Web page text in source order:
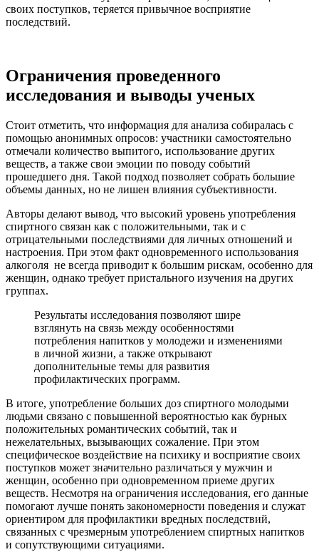
своих поступков, теряется привычное восприятие
последствий.
Ограничения проведенного
исследования и выводы ученых
Стоит отметить, что информация для анализа собиралась с
помощью анонимных опросов: участники самостоятельно
отмечали количество выпитого, использование других
веществ, а также свои эмоции по поводу событий
прошедшего дня. Такой подход позволяет собрать большие
объемы данных, но не лишен влияния субъективности.
Авторы делают вывод, что высокий уровень употребления
спиртного связан как с положительными, так и с
отрицательными последствиями для личных отношений и
настроения. При этом факт одновременного использования
алкоголя не всегда приводит к большим рискам, особенно для
женщин, однако требует пристального изучения на других
группах.
Результаты исследования позволяют шире
взглянуть на связь между особенностями
потребления напитков у молодежи и изменениями
в личной жизни, а также открывают
дополнительные темы для развития
профилактических программ.
В итоге, употребление больших доз спиртного молодыми
людьми связано с повышенной вероятностью как бурных
положительных романтических событий, так и
нежелательных, вызывающих сожаление. При этом
специфическое воздействие на психику и восприятие своих
поступков может значительно различаться у мужчин и
женщин, особенно при одновременном приеме других
веществ. Несмотря на ограничения исследования, его данные
помогают лучше понять закономерности поведения и служат
ориентиром для профилактики вредных последствий,
связанных с чрезмерным употреблением спиртных напитков
и сопутствующими ситуациями.